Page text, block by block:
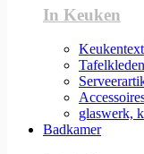
In Keuken
glaswerk,
Badkamer